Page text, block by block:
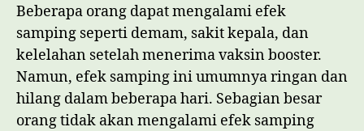
Beberapa orang dapat mengalami efek
samping seperti demam, sakit kepala, dan
kelelahan setelah menerima vaksin booster.
Namun, efek samping ini umumnya ringan dan
hilang dalam beberapa hari. Sebagian besar
orang tidak akan mengalami efek samping